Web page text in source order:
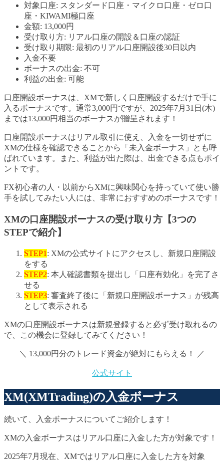
対象口座: スタンダード口座・マイクロ口座・ゼロ口
座・KIWAMI極口座
金額: 13,000円
受け取り方: リアル口座の開設＆口座の認証
受け取り期限: 最初のリアル口座開設後30日以内
入金不要
ボーナスの出金: 不可
利益の出金: 可能
口座開設ボーナスは、XMで新しく口座開設するだけで手に
入るボーナスです。通常3,000円ですが、2025年7月31日(木)
までは13,000円相当のボーナスが贈呈されます！
口座開設ボーナスはリアル取引に使え、入金を一切せずに
XMの仕様を確認できることから「未入金ボーナス」とも呼
ばれています。また、利益が出た際は、出金できる点もポイ
ントです。
FX初心者の人・以前からXMに興味関心を持っていて使い勝
手を試してみたい人には、非常におすすめのボーナスです！
XMの口座開設ボーナスの受け取り方【3つの
STEPで紹介】
STEP1 : XMの公式サイトにアクセスし、新規口座開設
をする
STEP2: 本人確認書類を提出し「口座有効化」を完了さ
せる
STEP3: 審査終了後に「新規口座開設ボーナス」が残高
として表示される
XMの口座開設ボーナスは新規登録すると必ず受け取れるの
で、この機会に登録してみてください！
＼ 13,000円分のトレード資金が絶対にもらえる！ ／
公式サイト
XM(XMTrading)の入金ボーナス
続いて、入金ボーナスについてご紹介します！
XMの入金ボーナスはリアル口座に入金した方が対象です！
2025年7月現在、XMではリアル口座に入金した方を対象